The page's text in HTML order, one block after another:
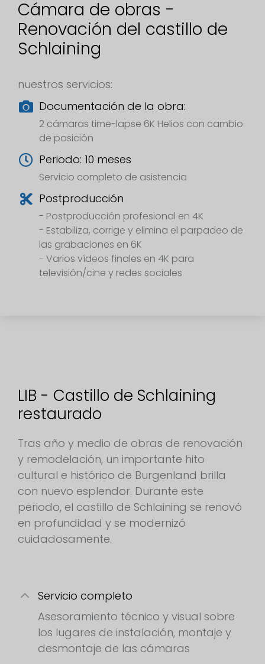
Cámara de obras -
Renovación del castillo de
Schlaining
nuestros servicios:
Documentación de la obra:
2 cámaras time-lapse 6K Helios con cambio
de posición
Periodo: 10 meses
Servicio completo de asistencia
Postproducción
- Postproducción profesional en 4K
- Estabiliza, corrige y elimina el parpadeo de
las grabaciones en 6K
- Varios vídeos finales en 4K para
televisión/cine y redes sociales
LIB - Castillo de Schlaining
restaurado
Tras año y medio de obras de renovación
y remodelación, un importante hito
cultural e histórico de Burgenland brilla
con nuevo esplendor. Durante este
periodo, el castillo de Schlaining se renovó
en profundidad y se modernizó
cuidadosamente.
Servicio completo
Asesoramiento técnico y visual sobre
los lugares de instalación, montaje y
desmontaje de las cámaras